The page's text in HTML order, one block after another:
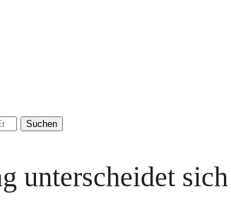
unterscheidet